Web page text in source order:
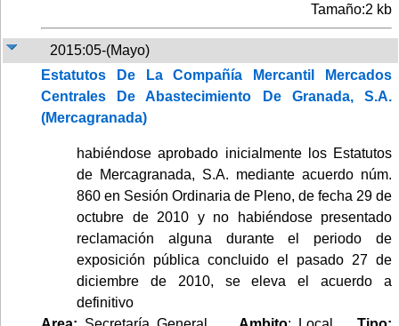
Tamaño:2 kb
2015:05-(Mayo)
Estatutos De La Compañía Mercantil Mercados
Centrales De Abastecimiento De Granada, S.A.
(Mercagranada)
habiéndose aprobado inicialmente los Estatutos
de Mercagranada, S.A. mediante acuerdo núm.
860 en Sesión Ordinaria de Pleno, de fecha 29 de
octubre de 2010 y no habiéndose presentado
reclamación alguna durante el periodo de
exposición pública concluido el pasado 27 de
diciembre de 2010, se eleva el acuerdo a
definitivo